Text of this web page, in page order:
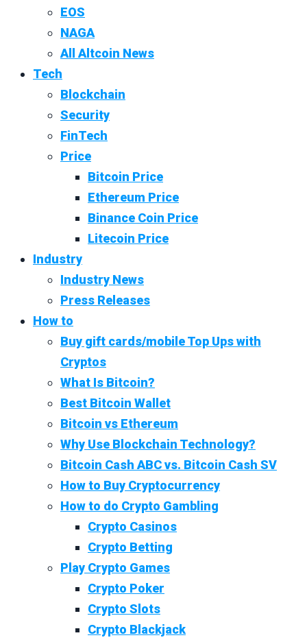
EOS
NAGA
All Altcoin News
Tech
Blockchain
Security
FinTech
Price
Bitcoin Price
Ethereum Price
Binance Coin Price
Litecoin Price
Industry
Industry News
Press Releases
How to
Buy gift cards/mobile Top Ups with
Cryptos
What Is Bitcoin?
Best Bitcoin Wallet
Bitcoin vs Ethereum
Why Use Blockchain Technology?
Bitcoin Cash ABC vs. Bitcoin Cash SV
How to Buy Cryptocurrency
How to do Crypto Gambling
Crypto Casinos
Crypto Betting
Play Crypto Games
Crypto Poker
Crypto Slots
Crypto Blackjack